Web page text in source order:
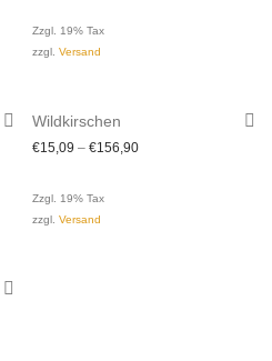
Zzgl. 19% Tax
zzgl. Versand
Wildkirschen
€15,09 – €156,90
Zzgl. 19% Tax
zzgl. Versand